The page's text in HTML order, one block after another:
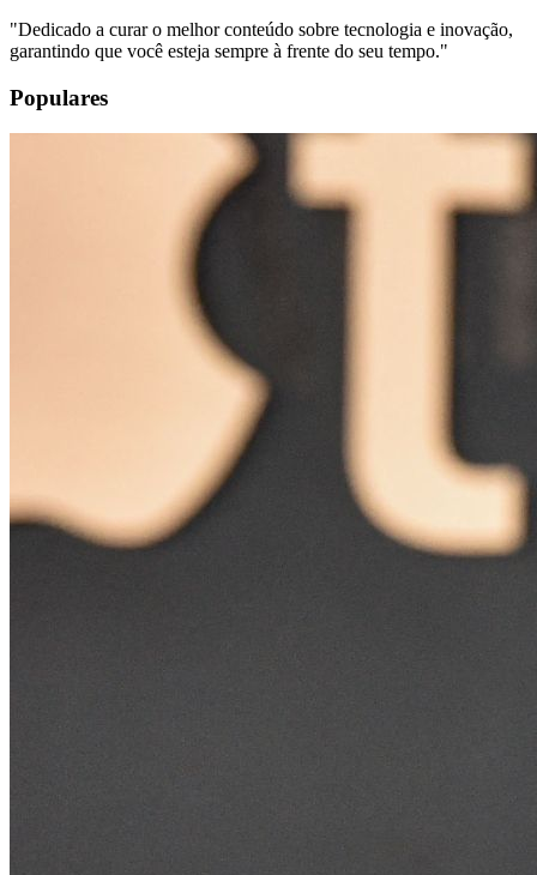
"Dedicado a curar o melhor conteúdo sobre tecnologia e inovação,
garantindo que você esteja sempre à frente do seu tempo."
Populares